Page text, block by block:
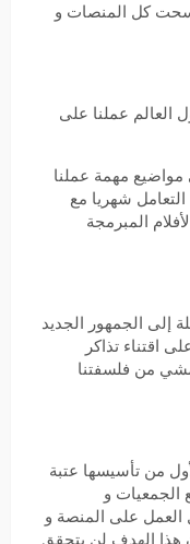
كل المنصات و
العالم عملنا على
مهمة عملنا
شهريا مع
المبرمجة
إلى الجمهور الجديد
اقتناء تذاكر
من فلسفتنا
من تأسيسها عتبة
الجمعيات و
العمل على المنصة و
هذا الهدف لن يتحقق